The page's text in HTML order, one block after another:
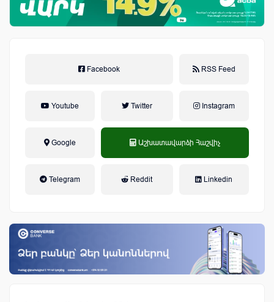
Facebook RSS Feed
Youtube Twitter Instagram
Google Աշխատավարձի Հաշվիչ
Telegram Reddit Linkedin